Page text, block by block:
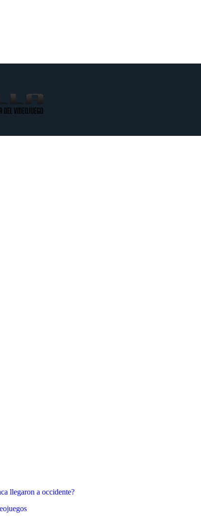
llegaron a occidente?